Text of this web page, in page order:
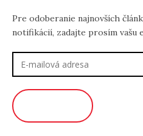
Pre odoberanie najnovších
notifikácií, zadajte prosím vašu
adresa